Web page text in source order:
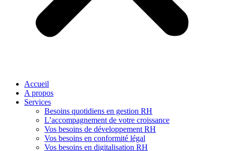
Accueil
A propos
Services
Besoins quotidiens en gestion RH
L’accompagnement de votre croissance
Vos besoins de développement RH
Vos besoins en conformité légal
Vos besoins en digitalisation RH